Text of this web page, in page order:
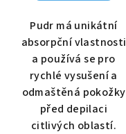
Pudr má unikátní
absorpční vlastnosti
a používá se pro
rychlé vysušení a
odmaštěná pokožky
před depilaci
citlivých oblastí.